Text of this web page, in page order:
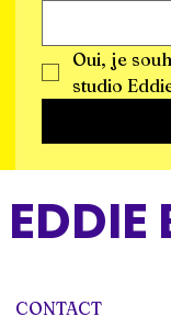
Oui, je
studio
EDDIE
CONTACT